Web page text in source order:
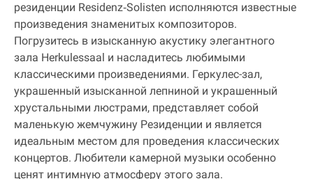
резиденции Residenz‐Solisten исполняются известные
произведения знаменитых композиторов.
Погрузитесь в изысканную акустику элегантного
зала Herkulessaal и насладитесь любимыми
классическими произведениями. Геркулес-зал,
украшенный изысканной лепниной и украшенный
хрустальными люстрами, представляет собой
маленькую жемчужину Резиденции и является
идеальным местом для проведения классических
концертов. Любители камерной музыки особенно
ценят интимную атмосферу этого зала.